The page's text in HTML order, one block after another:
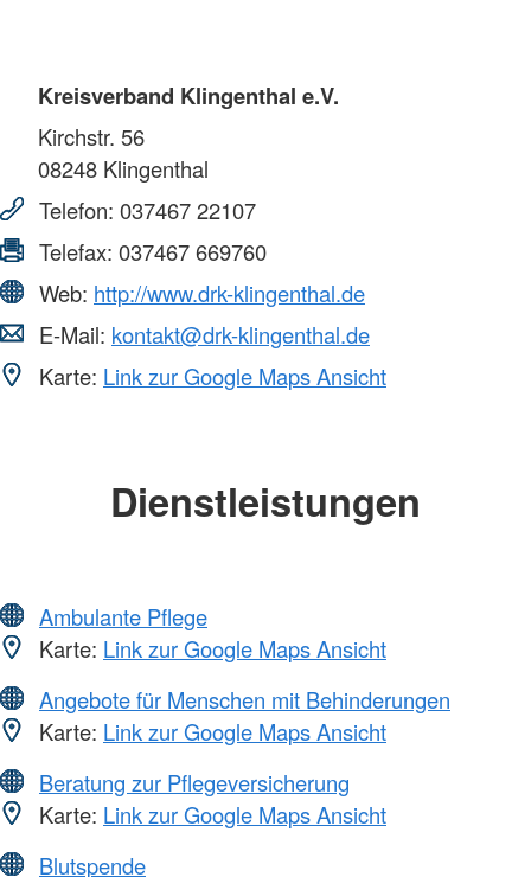
Kreisverband Klingenthal e.V.
Kirchstr. 56
08248 Klingenthal
Telefon: 037467 22107
Telefax: 037467 669760
Web: http://www.drk-klingenthal.de
E-Mail: kontakt@drk-klingenthal.de
Karte: Link zur Google Maps Ansicht
Dienstleistungen
Ambulante Pflege
Karte: Link zur Google Maps Ansicht
Angebote für Menschen mit Behinderungen
Karte: Link zur Google Maps Ansicht
Beratung zur Pflegeversicherung
Karte: Link zur Google Maps Ansicht
Blutspende